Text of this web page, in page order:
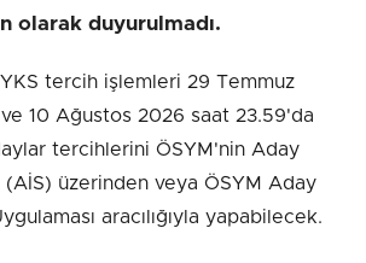
olarak duyurulmadı.
tercih işlemleri 29 Temmuz
10 Ağustos 2026 saat 23.59'da
tercihlerini ÖSYM'nin Aday
(AİS) üzerinden veya ÖSYM Aday
aracılığıyla yapabilecek.